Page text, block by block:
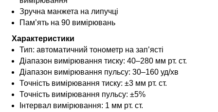
Зручна манжета на липучці
Пам’ять на 90 вимірювань
Характеристики
Тип: автоматичний тонометр на зап’ясті
Діапазон вимірювання тиску: 40–280 мм рт. ст.
Діапазон вимірювання пульсу: 30–160 уд/хв
Точність вимірювання тиску: ±3 мм рт. ст.
Точність вимірювання пульсу: ±5%
Інтервал вимірювання: 1 мм рт. ст.